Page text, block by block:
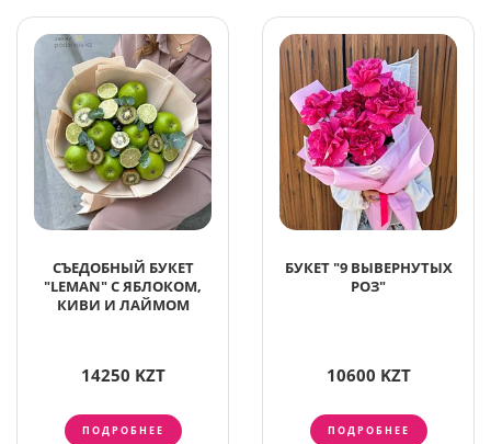
СЪЕДОБНЫЙ БУКЕТ
"LEMAN" С ЯБЛОКОМ,
КИВИ И ЛАЙМОМ
14250 KZT
ПОДРОБНЕЕ
БУКЕТ "9 ВЫВЕРНУТЫХ
РОЗ"
10600 KZT
ПОДРОБНЕЕ